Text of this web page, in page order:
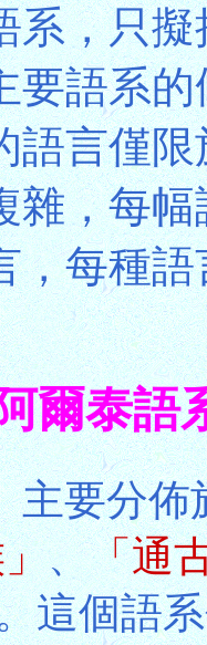
系，只
要語系
語言僅
雜，每
，每種
爾泰語
主要分佈
、「通
這個語